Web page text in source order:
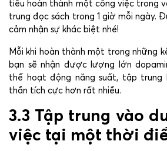
tiêu hoàn thành một công việc trong
trung đọc sách trong 1 giờ mỗi ngày.
cảm nhận sự khác biệt nhé!
Mỗi khi hoàn thành một trong những
bạn sẽ nhận được lượng lớn
thể hoạt động năng suất, tập trung
thần tích cực hơn rất nhiều.
3.3 Tập trung vào
việc tại một thời